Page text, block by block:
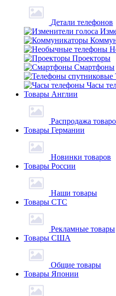
Детали телефонов
Проекторы
Смартфоны
Часы
Товары Англии
Распродажа
Товары Германии
Новинки товаров
Товары России
Наши товары
Товары СТС
Рекламные товары
Товары США
Общие товары
Товары Японии